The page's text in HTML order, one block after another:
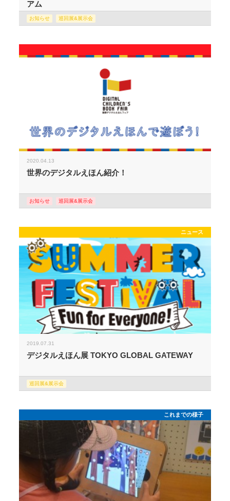
アム
お知らせ 巡回展&展示会
2020.04.13
世界のデジタルえほん紹介！
お知らせ 巡回展&展示会
ニュース
2019.07.31
デジタルえほん展 TOKYO GLOBAL GATEWAY
巡回展&展示会
これまでの様子